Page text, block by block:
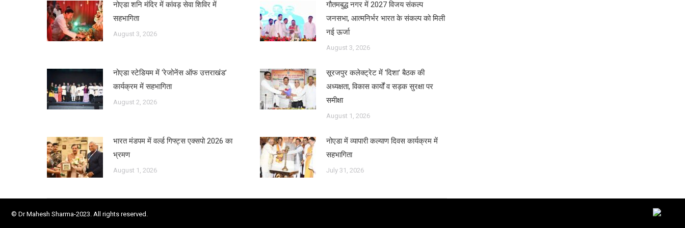
नोएडा शनि मंदिर में कांवड़ सेवा शिविर में
सहभागिता
August 3, 2026
गौतमबुद्ध नगर में 2027 विजय संकल्प
जनसभा, आत्मनिर्भर भारत के संकल्प को मिली
नई ऊर्जा
August 3, 2026
नोएडा स्टेडियम में ‘रेजोनेंस ऑफ उत्तराखंड’
कार्यक्रम में सहभागिता
August 2, 2026
सूरजपुर कलेक्ट्रेट में ‘दिशा’ बैठक की
अध्यक्षता, विकास कार्यों व सड़क सुरक्षा पर
समीक्षा
August 1, 2026
भारत मंडपम में वर्ल्ड गिफ्ट्स एक्सपो 2026 का
भ्रमण
August 1, 2026
नोएडा में व्यापारी कल्याण दिवस कार्यक्रम में
सहभागिता
July 31, 2026
© Dr Mahesh Sharma-2023. All rights reserved.